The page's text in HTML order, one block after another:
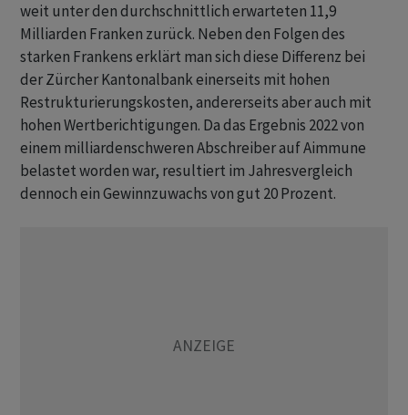
weit unter den durchschnittlich erwarteten 11,9
Milliarden Franken zurück. Neben den Folgen des
starken Frankens erklärt man sich diese Differenz bei
der Zürcher Kantonalbank einerseits mit hohen
Restrukturierungskosten, andererseits aber auch mit
hohen Wertberichtigungen. Da das Ergebnis 2022 von
einem milliardenschweren Abschreiber auf Aimmune
belastet worden war, resultiert im Jahresvergleich
dennoch ein Gewinnzuwachs von gut 20 Prozent.